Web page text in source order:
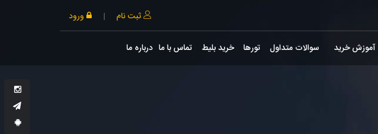
ثبت نام | ورود
آموزش خرید سوالات متداول تورها خرید بلیط تماس با ما درباره ما